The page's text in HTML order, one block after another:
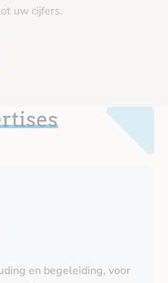
uw cijfers.
en begeleiding, voor